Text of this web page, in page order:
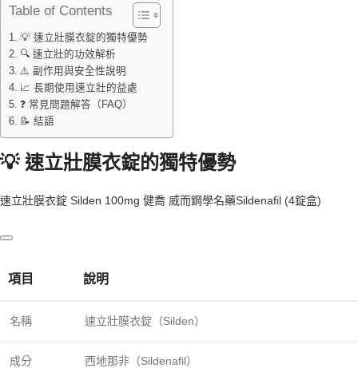
Table of Contents
💡 速立壯膜衣錠的獨特優勢
🔍 速立壯的功效解析
⚠️ 副作用與安全性說明
📈 長期使用速立壯的益處
❓ 常見問題解答（FAQ）
📝 結語
💡 速立壯膜衣錠的獨特優勢
速立壯膜衣錠 Silden 100mg 健喬 威而鋼學名藥Sildenafil (4錠盒)
項目 說明
名稱 速立壯膜衣錠（Silden）
成分 西地那非（Sildenafil）